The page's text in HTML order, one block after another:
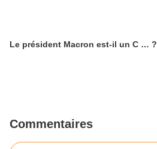
Le président Macron est-il un C … ?
Commentaires